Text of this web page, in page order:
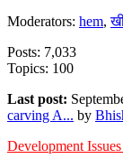
Moderators: hem,
Posts: 7,033
Topics: 100
Last post:
carving A... by
Development